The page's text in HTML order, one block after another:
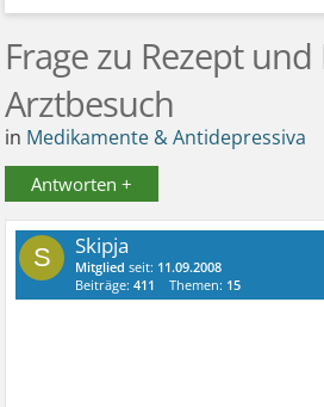
Frage zu Rezept
Arztbesuch
in Medikamente & Antidepressiva
Antworten +
S Skipja
Mitglied seit: 11.09.2008
Beiträge:411 Themen: 15